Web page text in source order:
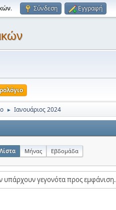
. Σύνδεση Εγγραφή
► Ιανουάριος 2024
Λίστα Μήνας Εβδομάδα
υπάρχουν γεγονότα προς εμφάνιση.